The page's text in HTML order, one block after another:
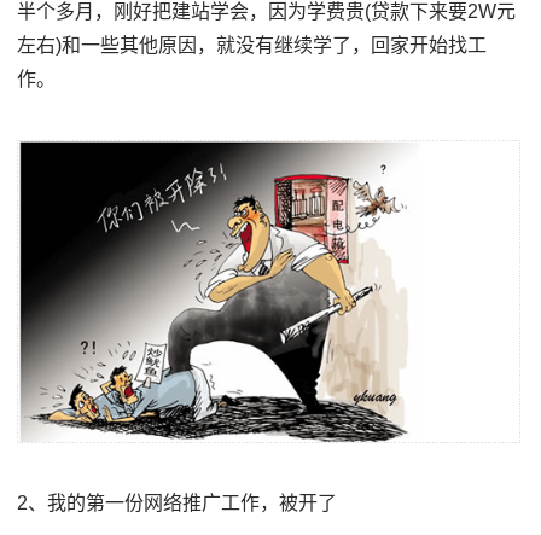
半个多月，刚好把建站学会，因为学费贵(贷款下来要2W元
左右)和一些其他原因，就没有继续学了，回家开始找工
作。
2、我的第一份网络推广工作，被开了